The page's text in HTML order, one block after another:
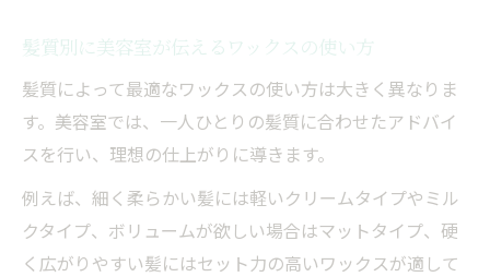
髪質別に美容室が伝えるワックスの使い方
髪質によって最適なワックスの使い方は大きく異なりま
す。美容室では、一人ひとりの髪質に合わせたアドバイ
スを行い、理想の仕上がりに導きます。
例えば、細く柔らかい髪には軽いクリームタイプやミル
クタイプ、ボリュームが欲しい場合はマットタイプ、硬
く広がりやすい髪にはセット力の高いワックスが適して